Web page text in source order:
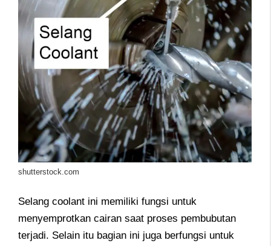
shutterstock.com
Selang coolant ini memiliki fungsi untuk
menyemprotkan cairan saat proses pembubutan
terjadi. Selain itu bagian ini juga berfungsi untuk